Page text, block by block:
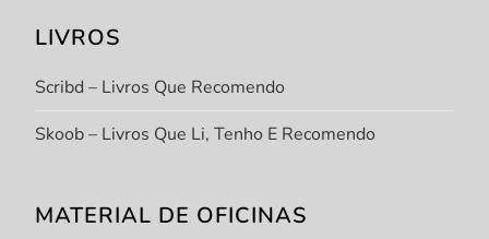
LIVROS
Scribd – Livros Que Recomendo
Skoob – Livros Que Li, Tenho E Recomendo
MATERIAL DE OFICINAS